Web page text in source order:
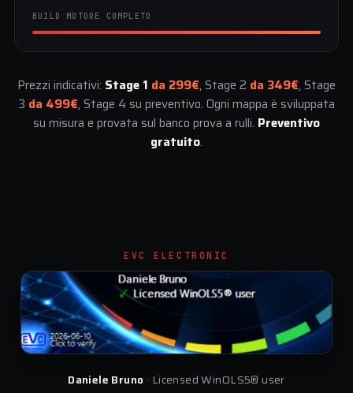
BUILD MOTORE COMPLETO
Prezzi indicativi: Stage 1 da 299€, Stage 2 da 349€, Stage
3 da 499€, Stage 4 su preventivo. Ogni mappa è sviluppata
su misura e provata sul banco prova a rulli. Preventivo
gratuito.
EVC ELECTRONIC
Daniele Bruno · Licensed WinOLS5® user